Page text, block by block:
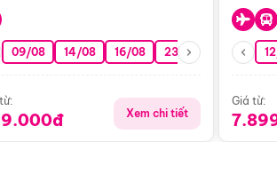
09/08 14/08 16/08 23/08 30/08
Xem chi tiết
Giá từ: